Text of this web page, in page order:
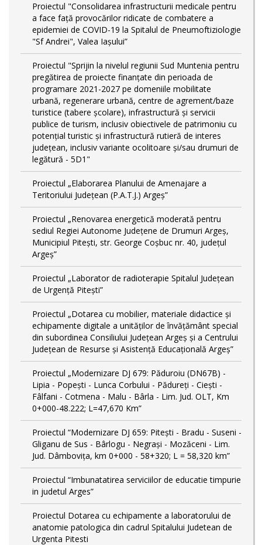
Proiectul "Consolidarea infrastructurii medicale pentru
a face față provocărilor ridicate de combatere a
epidemiei de COVID-19 la Spitalul de Pneumoftiziologie
"Sf Andrei", Valea Iașului”
Proiectul "Sprijin la nivelul regiunii Sud Muntenia pentru
pregătirea de proiecte finanțate din perioada de
programare 2021-2027 pe domeniile mobilitate
urbană, regenerare urbană, centre de agrement/baze
turistice (tabere școlare), infrastructură și servicii
publice de turism, inclusiv obiectivele de patrimoniu cu
potențial turistic și infrastructură rutieră de interes
județean, inclusiv variante ocolitoare și/sau drumuri de
legătură - 5D1"
Proiectul „Elaborarea Planului de Amenajare a
Teritoriului Județean (P.A.T.J.) Argeș”
Proiectul „Renovarea energetică moderată pentru
sediul Regiei Autonome Județene de Drumuri Argeș,
Municipiul Pitești, str. George Coșbuc nr. 40, județul
Argeș”
Proiectul „Laborator de radioterapie Spitalul Județean
de Urgență Pitești”
Proiectul „Dotarea cu mobilier, materiale didactice și
echipamente digitale a unităților de învățământ special
din subordinea Consiliului Județean Argeș și a Centrului
Județean de Resurse și Asistență Educațională Argeș”
Proiectul „Modernizare DJ 679: Păduroiu (DN67B) -
Lipia - Popești - Lunca Corbului - Pădureți - Ciești -
Fâlfani - Cotmena - Malu - Bârla - Lim. Jud. OLT, Km
0+000-48.222; L=47,670 Km”
Proiectul “Modernizare DJ 659: Pitești - Bradu - Suseni -
Gliganu de Sus - Bârlogu - Negrași - Mozăceni - Lim.
Jud. Dâmbovița, km 0+000 - 58+320; L = 58,320 km”
Proiectul “Imbunatatirea serviciilor de educatie timpurie
in judetul Arges”
Proiectul Dotarea cu echipamente a laboratorului de
anatomie patologica din cadrul Spitalului Judetean de
Urgenta Pitesti